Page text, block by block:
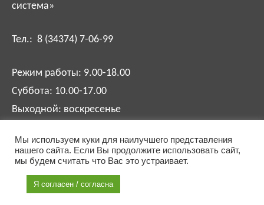
система»
Тел.: 8 (34374) 7-06-99
Режим работы: 9.00-18.00
Суббота: 10.00-17.00
Выходной: воскресенье
biblsysert@mail.ru
Мы используем куки для наилучшего представления
нашего сайта. Если Вы продолжите использовать сайт,
мы будем считать что Вас это устраивает.
Я согласен / согласна